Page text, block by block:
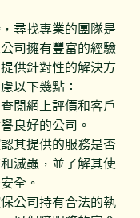
尋找專業的團隊是
司擁有豐富的經驗
供針對性的解決方
以下幾點：
查閱網上評價和客戶
良好的公司。
認其提供的服務是否
滅蟲，並了解其使
全。
公司持有合法的執